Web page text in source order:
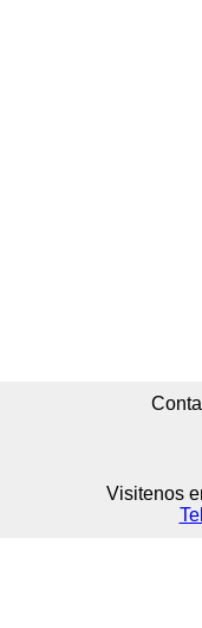
Visitenos